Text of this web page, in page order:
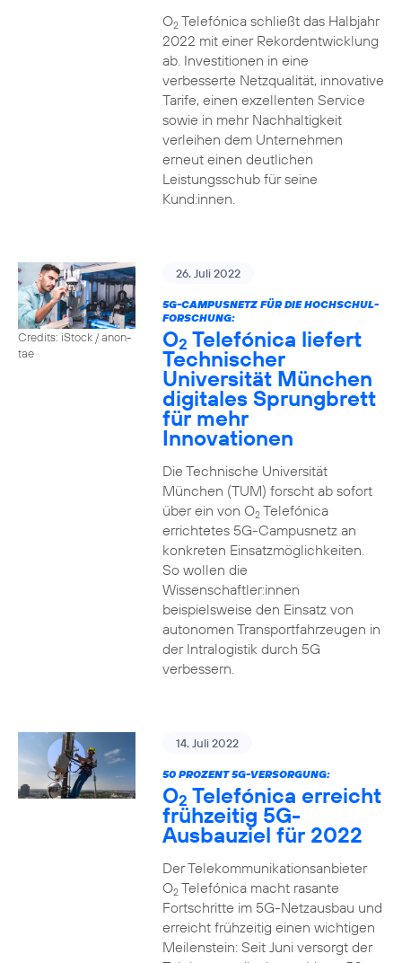
O2Telefónica schließt das Halbjahr
2022 mit einer Rekordentwicklung
ab. Investitionen in eine
verbesserte Netzqualität, innovative
Tarife, einen exzellenten Service
sowie in mehr Nachhaltigkeit
verleihen dem Unternehmen
erneut einen deutlichen
Leistungsschub für seine
Kund:innen.
Credits: iStock / anon-
tae
26. Juli 2022
5G-CAMPUSNETZ FÜR DIE HOCHSCHUL-
FORSCHUNG:
O2 Telefónica liefert
Technischer
Universität München
digitales Sprungbrett
für mehr
Innovationen
Die Technische Universität
München (TUM) forscht ab sofort
über ein von O2Telefónica
errichtetes 5G-Campusnetz an
konkreten Einsatzmöglichkeiten.
So wollen die
Wissenschaftler:innen
beispielsweise den Einsatz von
autonomen Transportfahrzeugen in
der Intralogistik durch 5G
verbessern.
14. Juli 2022
50 PROZENT 5G-VERSORGUNG:
O2 Telefónica erreicht
frühzeitig 5G-
Ausbauziel für 2022
Der Telekommunikationsanbieter
O2Telefónica macht rasante
Fortschritte im 5G-Netzausbau und
erreicht frühzeitig einen wichtigen
Meilenstein: Seit Juni versorgt der